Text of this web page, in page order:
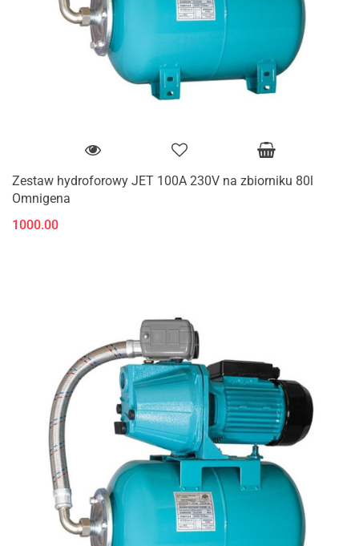
Zestaw hydroforowy JET 100A 230V na zbiorniku 80l
Omnigena
1000.00